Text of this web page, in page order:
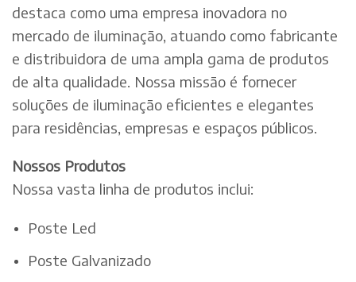
destaca como uma empresa inovadora no
mercado de iluminação, atuando como fabricante
e distribuidora de uma ampla gama de produtos
de alta qualidade. Nossa missão é fornecer
soluções de iluminação eficientes e elegantes
para residências, empresas e espaços públicos.
Nossos Produtos
Nossa vasta linha de produtos inclui:
Poste Led
Poste Galvanizado